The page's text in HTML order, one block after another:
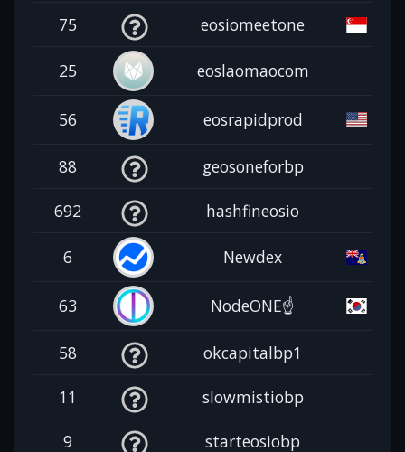
75 eosiomeetone
25 eoslaomaocom
56 eosrapidprod
88 geosoneforbp
692 hashfineosio
6 Newdex
63 NodeONE☝️
58 okcapitalbp1
11 slowmistiobp
9 starteosiobp